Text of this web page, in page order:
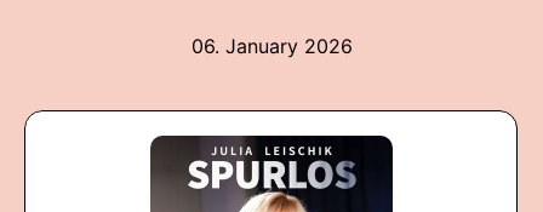
06. January 2026